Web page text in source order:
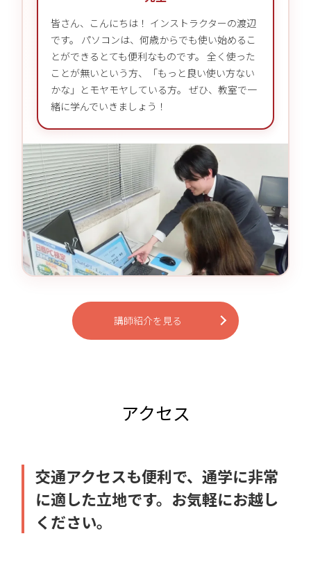
皆さん、こんにちは！ インストラクターの渡辺
です。 パソコンは、何歳からでも使い始めるこ
とができるとても便利なものです。 全く使った
ことが無いという方、「もっと良い使い方ない
かな」とモヤモヤしている方。 ぜひ、教室で一
緒に学んでいきましょう！
講師紹介を見る
アクセス
交通アクセスも便利で、通学に非常
に適した立地です。お気軽にお越し
ください。